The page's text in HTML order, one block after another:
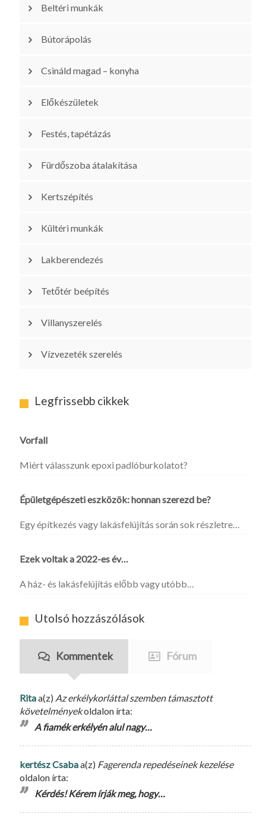
Beltéri munkák
Bútorápolás
Csináld magad – konyha
Előkészületek
Festés, tapétázás
Fürdőszoba átalakítása
Kertszépítés
Kültéri munkák
Lakberendezés
Tetőtér beépítés
Villanyszerelés
Vízvezeték szerelés
Legfrissebb cikkek
Vorfall
Miért válasszunk epoxi padlóburkolatot?
Épületgépészeti eszközök: honnan szerezd be?
Egy építkezés vagy lakásfelújítás során sok részletre…
Ezek voltak a 2022-es év…
A ház- és lakásfelújítás előbb vagy utóbb…
Utolsó hozzászólások
Kommentek Fórum
Ritaa(z) Az erkélykorláttal szemben támasztott
követelményekoldalon írta:
A fiamék erkélyén alul nagy…
kertész Csabaa(z) Fagerenda repedéseinek kezelése
oldalon írta:
Kérdés! Kérem írják meg, hogy…